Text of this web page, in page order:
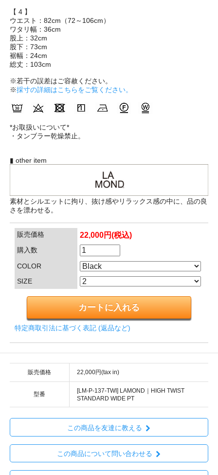
【 4 】
ウエスト：82cm（72～106cm）
ワタリ幅：36cm
股上：32cm
股下：73cm
裾幅：24cm
総丈：103cm
※若干の誤差はご容赦ください。
※採寸の詳細はこちらをご覧ください。
*お取扱いについて*
・タンブラー乾燥禁止。
▮ other item
素材とシルエットに拘り、抜け感やリラックス感の中に、品の良
さを漂わせる。
販売価格 22,000円(税込)
購入数
COLOR
SIZE
特定商取引法に基づく表記 (返品など)
販売価格 22,000円(tax in)
型番
[LM-P-137-TWI] LAMOND｜HIGH TWIST
STANDARD WIDE PT
この商品を友達に教える
この商品について問い合わせる